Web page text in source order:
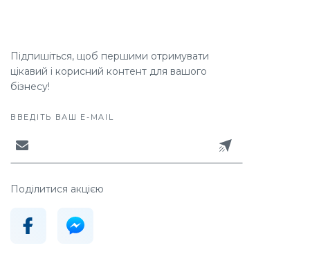
Підпишіться, щоб першими отримувати
цікавий і корисний контент для вашого
бізнесу!
ВВЕДІТЬ ВАШ E-MAIL
Поділитися акцією